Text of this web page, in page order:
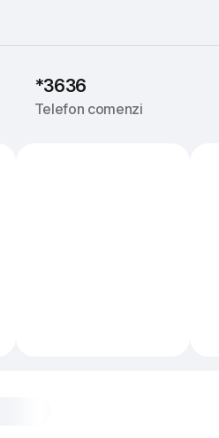
*3636
Telefon comenzi